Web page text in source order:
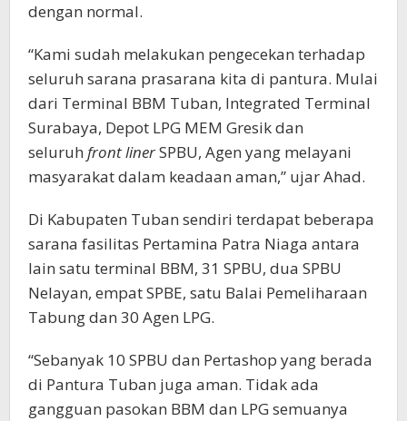
dengan normal.
“Kami sudah melakukan pengecekan terhadap
seluruh sarana prasarana kita di pantura. Mulai
dari Terminal BBM Tuban, Integrated Terminal
Surabaya, Depot LPG MEM Gresik dan
seluruh front linerSPBU, Agen yang melayani
masyarakat dalam keadaan aman,” ujar Ahad.
Di Kabupaten Tuban sendiri terdapat beberapa
sarana fasilitas Pertamina Patra Niaga antara
lain satu terminal BBM, 31 SPBU, dua SPBU
Nelayan, empat SPBE, satu Balai Pemeliharaan
Tabung dan 30 Agen LPG.
“Sebanyak 10 SPBU dan Pertashop yang berada
di Pantura Tuban juga aman. Tidak ada
gangguan pasokan BBM dan LPG semuanya